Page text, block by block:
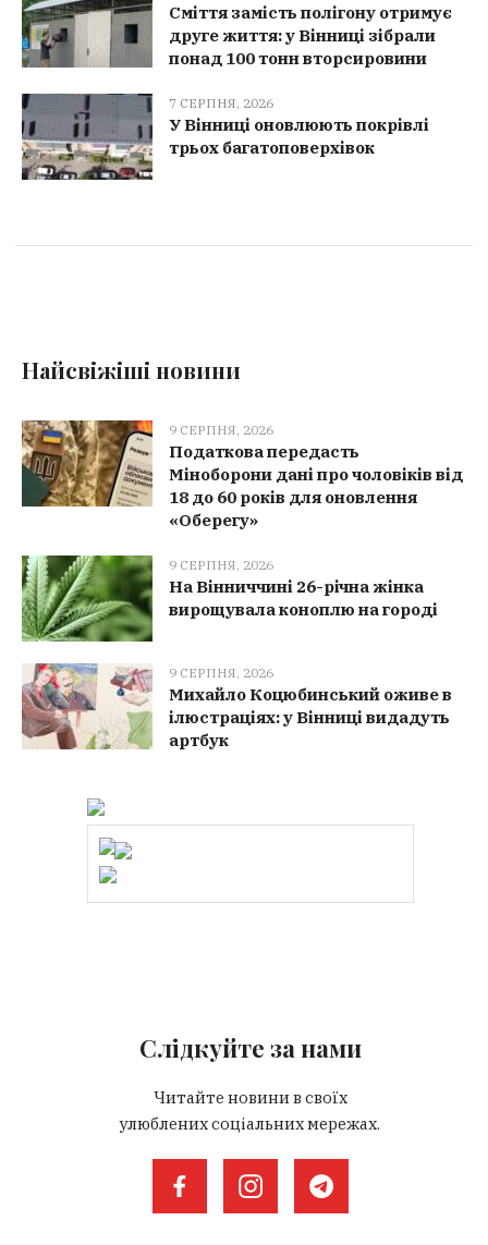
Сміття замість полігону отримує
друге життя: у Вінниці зібрали
понад 100 тонн вторсировини
7 СЕРПНЯ, 2026
У Вінниці оновлюють покрівлі
трьох багатоповерхівок
Найсвіжіші новини
9 СЕРПНЯ, 2026
Податкова передасть
Міноборони дані про чоловіків від
18 до 60 років для оновлення
«Оберегу»
9 СЕРПНЯ, 2026
На Вінниччині 26-річна жінка
вирощувала коноплю на городі
9 СЕРПНЯ, 2026
Михайло Коцюбинський оживе в
ілюстраціях: у Вінниці видадуть
артбук
Слідкуйте за нами
Читайте новини в своїх
улюблених соціальних мережах.